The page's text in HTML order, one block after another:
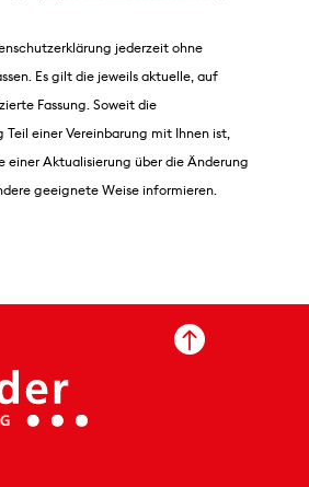
jederzeit ohne
Es gilt die jeweils aktuelle, auf
Fassung. Soweit die
Teil einer Vereinbarung mit Ihnen ist,
einer Aktualisierung über die Änderung
geeignete Weise informieren.
